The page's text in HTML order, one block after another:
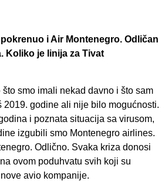
i Air Montenegro. Odličan
Koliko je linija za Tivat
što smo imali nekad davno i što sam
2019. godine ali nije bilo mogućnosti.
i poznata situacija sa virusom,
izgubili smo Montenegro airlines.
Odlično. Svaka kriza donosi
ovom poduhvatu svih koji su
avio kompanije.